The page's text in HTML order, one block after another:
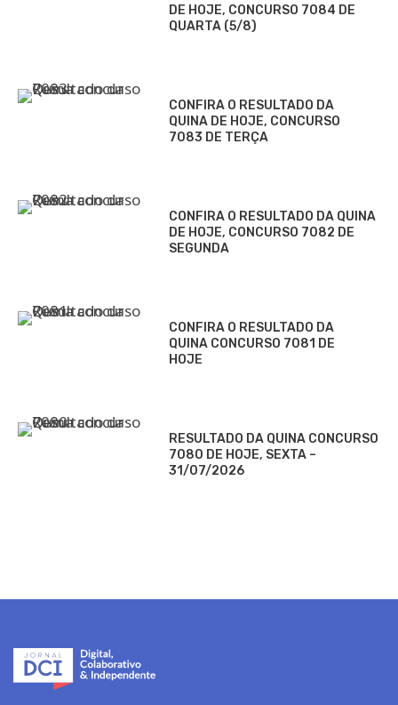
DE HOJE, CONCURSO 7084 DE
QUARTA (5/8)
CONFIRA O RESULTADO DA
QUINA DE HOJE, CONCURSO
7083 DE TERÇA
CONFIRA O RESULTADO DA QUINA
DE HOJE, CONCURSO 7082 DE
SEGUNDA
CONFIRA O RESULTADO DA
QUINA CONCURSO 7081 DE
HOJE
RESULTADO DA QUINA CONCURSO
7080 DE HOJE, SEXTA –
31/07/2026